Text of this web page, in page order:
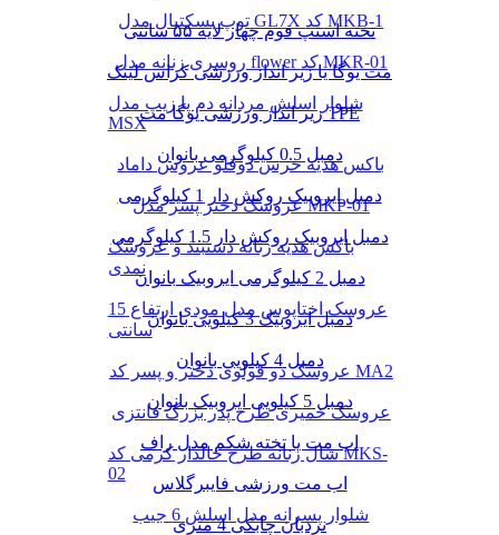
توپ بسکتبال مدل GL7X کد MKB-1
روسری زنانه مدل flower کد MKR-01
شلوار اسلش مردانه دم پا زیپ مدل
MSX
باکس هدیه خرس دوقلو عروس داماد
عروسک دختر پسر مدل MKP-01
باکس هدیه زنانه دستبند و عروسک
نمدی
عروسک اختاپوس مدل مودی ارتفاع 15
سانتی
عروسک دو قولوی دختر و پسر کد MA2
عروسک خمیری طرح پدر بزرگ فانتزی
شال زنانه طرح خالدار کرمی کد MKS-
02
شلوار پسرانه مدل اسلش 6 جیب
تخته استپ فوم چهار لایه ۵۵ سانتی
مت یوگا یا زیر انداز ورزشی کراس لینک
زیر انداز ورزشی یوگا مت TPE
دمبل 0.5 کیلوگرمی بانوان
دمبل ایروبیک روکش‌ دار 1 کیلوگرمی
دمبل ایروبیک روکش‌ دار 1.5 کیلوگرمی
دمبل 2 کیلوگرمی ایروبیک بانوان
دمبل ایروبیک 3 کیلویی بانوان
دمبل 4 کیلویی بانوان
دمبل 5 کیلویی ایروبیک بانوان
اب مت یا تخته شکم مدل راف
اب مت ورزشی فایبرگلاس
نردبان چابکی 4 متری